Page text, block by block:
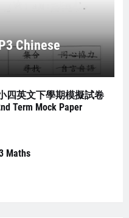
Chinese
四英文下學期模擬試卷
Term Mock Paper
Maths